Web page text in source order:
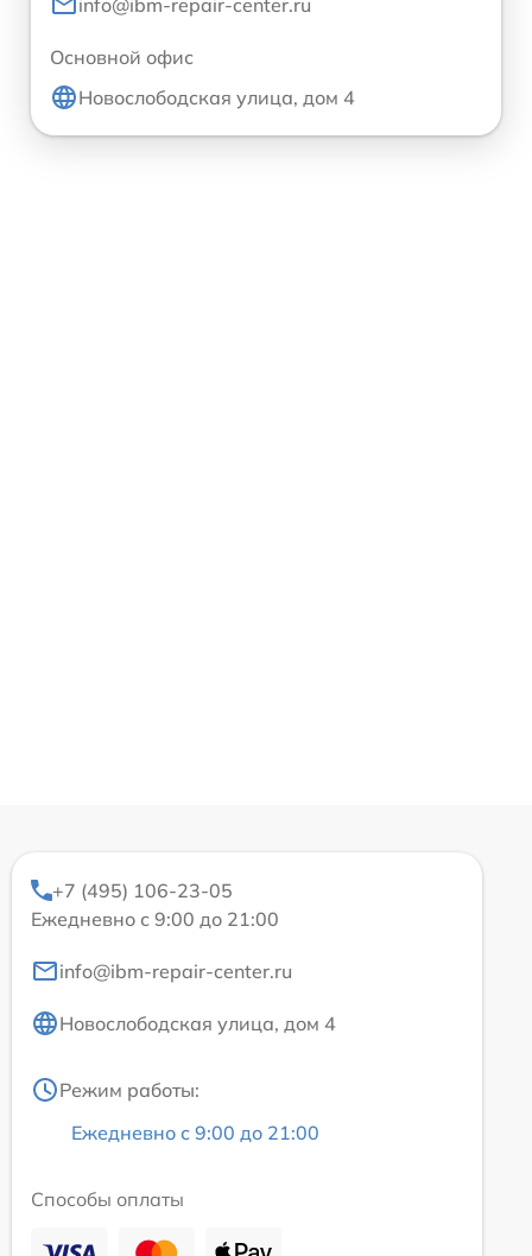
info@ibm-repair-center.ru
Основной офис
Новослободская улица, дом 4
+7 (495) 106-23-05
Ежедневно с 9:00 до 21:00
info@ibm-repair-center.ru
Новослободская улица, дом 4
Режим работы:
Ежедневно с 9:00 до 21:00
Способы оплаты